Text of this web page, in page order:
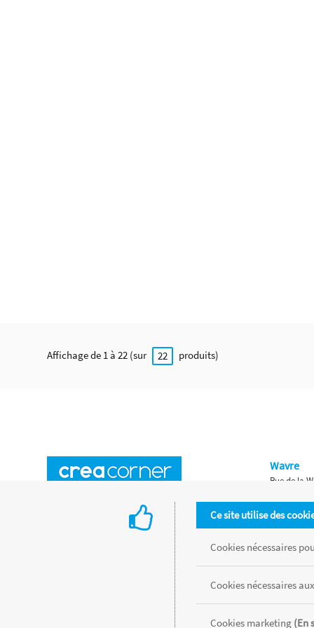
Affichage de 1 à 22 (sur 22 produits)
Ce site utilise des
Cookies nécessaires
Cookies nécessaires
Cookies marketing (En
Wavre
Rue de la
Waterloo
Chaussée